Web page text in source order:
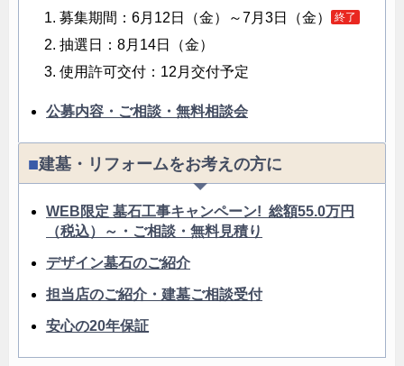
シンプルで上品なデザインが周囲と調和し、清潔感と
ぐことができ、大切な方を祀るにふさわしい佇まいで
募集期間：6月12日（金）～7月3日（金）
終了
抽選日：8月14日（金）
使用許可交付：12月交付予定
公募内容・ご相談・無料相談会
建墓・リフォームをお考えの方に
WEB限定 墓石工事キャンペーン! 総額55.0万円
（税込）～・ご相談・無料見積り
デザイン墓石のご紹介
担当店のご紹介・建墓ご相談受付
安心の20年保証